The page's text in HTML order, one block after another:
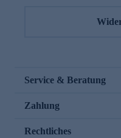
Service & Beratung
Zahlung
Rechtliches